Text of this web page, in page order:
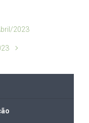
2023